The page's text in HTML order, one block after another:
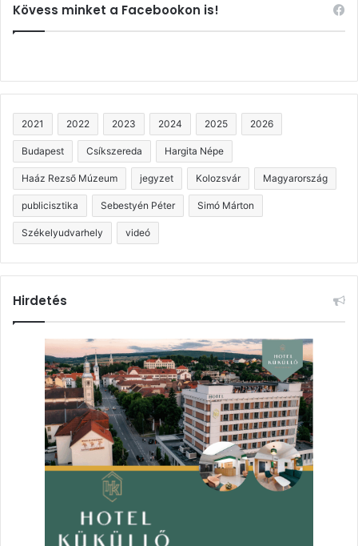
Kövess minket a Facebookon is!
2021 2022 2023 2024 2025 2026
Budapest Csíkszereda Hargita Népe
Haáz Rezső Múzeum jegyzet Kolozsvár Magyarország
publicisztika Sebestyén Péter Simó Márton
Székelyudvarhely videó
Hirdetés